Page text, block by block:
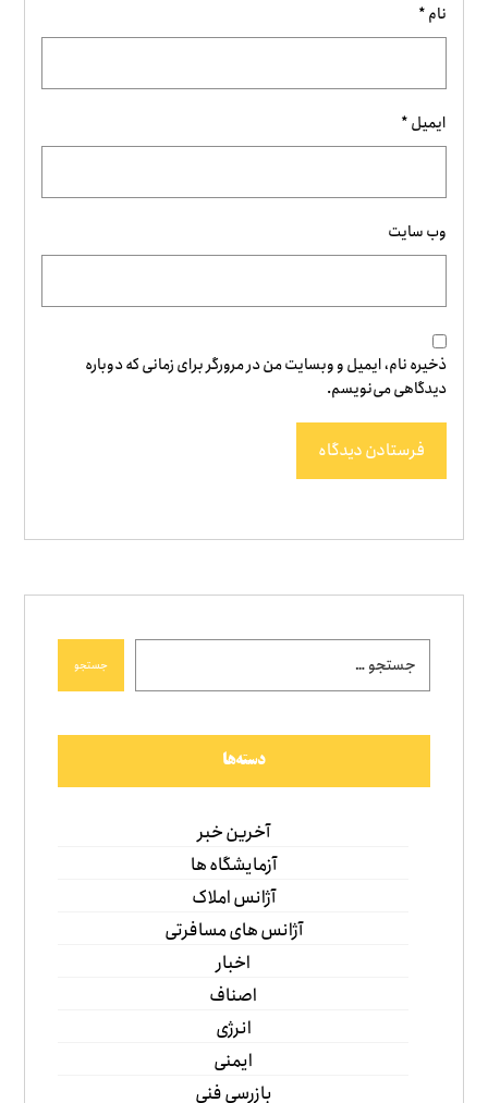
نام*
ایمیل*
وب‌ سایت
ذخیره نام، ایمیل و وبسایت من در مرورگر برای زمانی که دوباره
دیدگاهی می‌نویسم.
فرستادن دیدگاه
جستجو
دسته‌ها
آخرین خبر
آزمایشگاه ها
آژانس املاک
آژانس های مسافرتی
اخبار
اصناف
انرژی
ایمنی
بازرسی فنی